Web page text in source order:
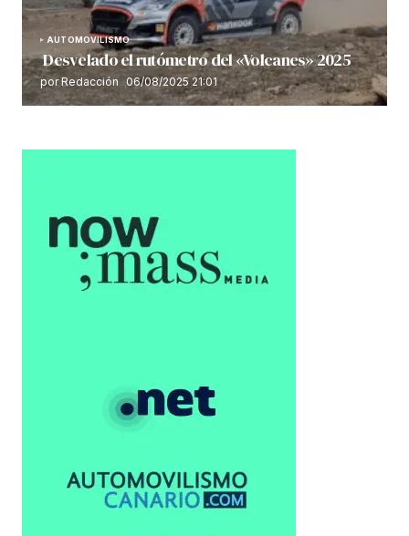
AUTOMOVILISMO
Desvelado el rutómetro del «Volcanes» 2025
por Redacción 06/08/2025 21:01